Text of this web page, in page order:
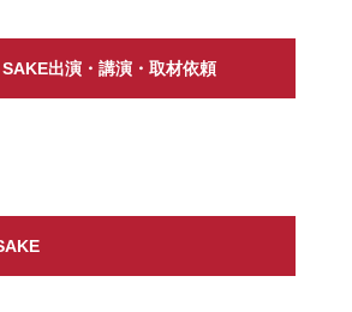
出演・講演・取材依頼